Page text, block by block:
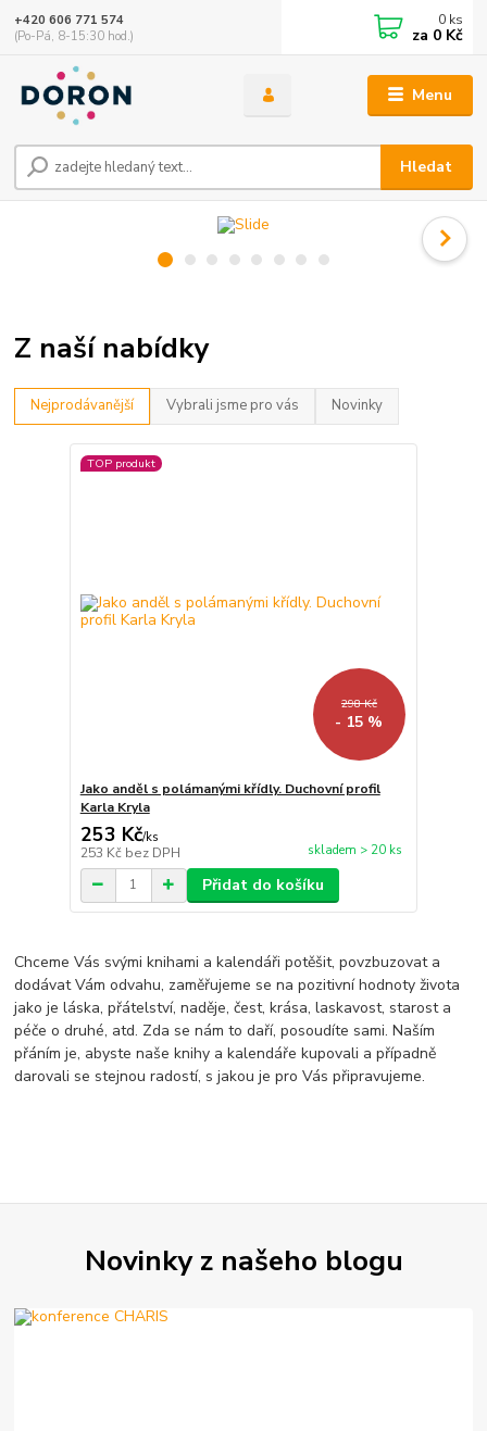
Menu
Hledat
+420 606 771 574
(Po-Pá, 8-15:30 hod.)
0 ks
za 0 Kč
Z naší nabídky
Nejprodávanější Vybrali jsme pro vás Novinky
TOP produkt
298 Kč
- 15 %
Jako anděl s polámanými křídly. Duchovní profil
Karla Kryla
253 Kč/ks
253 Kč bez DPH skladem > 20 ks
Přidat do košíku
Chceme Vás svými knihami a kalendáři potěšit, povzbuzovat a
dodávat Vám odvahu, zaměřujeme se na pozitivní hodnoty života
jako je láska, přátelství, naděje, čest, krása, laskavost, starost a
péče o druhé, atd. Zda se nám to daří, posoudíte sami. Naším
přáním je, abyste naše knihy a kalendáře kupovali a případně
darovali se stejnou radostí, s jakou je pro Vás připravujeme.
Novinky z našeho blogu